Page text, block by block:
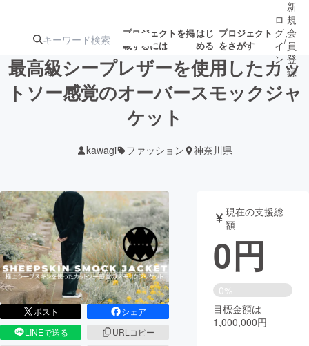
プロジェクトを掲
載するには
はじ
める
プロジェクト
をさがす
注目の新着プロ
募集終了が近いプ
テクノロジー・ガジェット
映像・映画 書籍・雑誌
ビジネス・起業 チャレンジ
まちづくり・地域活性化
ロ
グ
イ
ン
/
新
規
会
員
登
録
最高級シープレザーを使用したカッ
トソー感覚のオーバースモックジャ
ケット
kawagi ファッション 神奈川県
ポスト
シェア
LINEで送る
URLコピー
現在の支援総
額
0円
0%
目標金額は
1,000,000円